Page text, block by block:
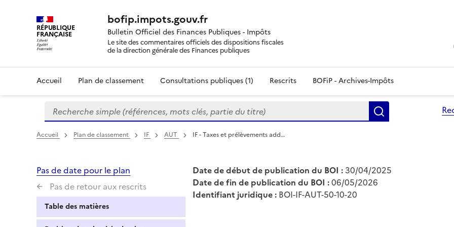
RÉPUBLIQUE
FRANÇAISE
bofip.impots.gouv.fr
Bulletin Officiel des Finances Publiques - Impôts
Le site des commentaires officiels des dispositions fiscales
de la direction générale des Finances publiques
Accueil Plan de classement Consultations publiques (1) Rescrits BOFiP - Archives-Impôts
Formulaire
de
recherche
Recherche simple (références, mots clés, partie du titre)
Accueil Plan de classement IF AUT IF - Taxes et prélèvements add…
Pas de date pour le plan
Pas de retour aux rescrits
Table des matières
Date de début de publication du BOI : 30/04/2025
Date de fin de publication du BOI :06/05/2026
Identifiant juridique : BOI-IF-AUT-50-10-20